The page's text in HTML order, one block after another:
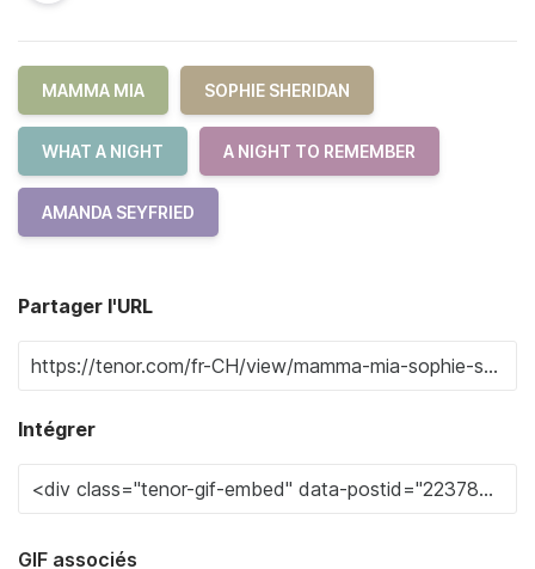
MAMMA MIA SOPHIE SHERIDAN
WHAT A NIGHT A NIGHT TO REMEMBER
AMANDA SEYFRIED
Partager l'URL
Intégrer
GIF associés